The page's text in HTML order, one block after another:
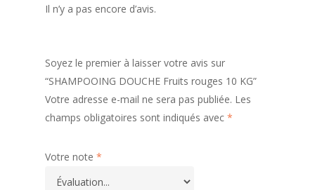
Il n’y a pas encore d’avis.
Soyez le premier à laisser votre avis sur
“SHAMPOOING DOUCHE Fruits rouges 10 KG”
Votre adresse e-mail ne sera pas publiée. Les
champs obligatoires sont indiqués avec *
Votre note *